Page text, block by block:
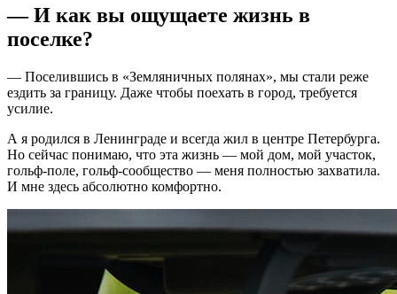
— И как вы ощущаете жизнь в
поселке?
— Поселившись в «Земляничных полянах», мы стали реже
ездить за границу. Даже чтобы поехать в город, требуется
усилие.
А я родился в Ленинграде и всегда жил в центре Петербурга.
Но сейчас понимаю, что эта жизнь — мой дом, мой участок,
гольф-поле, гольф-сообщество — меня полностью захватила.
И мне здесь абсолютно комфортно.